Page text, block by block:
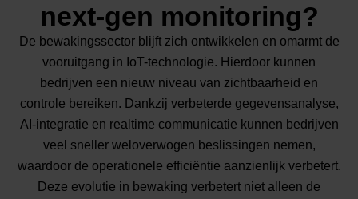
next-gen monitoring?
De bewakingssector blijft zich ontwikkelen en omarmt de
vooruitgang in IoT-technologie. Hierdoor kunnen
bedrijven een nieuw niveau van zichtbaarheid en
controle bereiken. Dankzij verbeterde gegevensanalyse,
AI-integratie en realtime communicatie kunnen bedrijven
veel sneller weloverwogen beslissingen nemen,
waardoor de operationele efficiëntie aanzienlijk verbetert.
Deze evolutie in bewaking verbetert niet alleen de